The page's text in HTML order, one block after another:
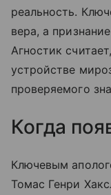
реальность.
вера, а
Агностик
устройстве
проверяемого
Когда
Ключевым
Томас Генри